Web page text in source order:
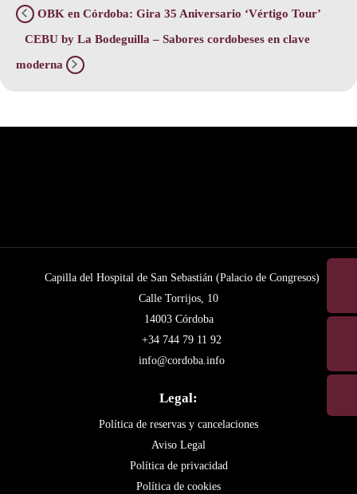
OBK en Córdoba: Gira 35 Aniversario ‘Vértigo Tour’
CEBU by La Bodeguilla – Sabores cordobeses en clave
moderna
Capilla del Hospital de San Sebastián (Palacio de Congresos)
Calle Torrijos, 10
14003 Córdoba
+34 744 79 11 92
info@cordoba.info
Legal:
Política de reservas y cancelaciones
Aviso Legal
Política de privacidad
Política de cookies